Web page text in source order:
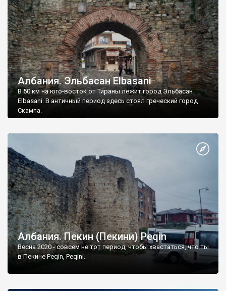
Албания. Эльбасан Elbasani
В 50 км на юго-восток от Тираны лежит город Эльбасан
Elbasani. В античный период здесь стоял греческий город
Скампа.
Албания. Пекин (Пекини) Peqin
Весна 2020 - совсем не тот период, чтобы хвастаться, что ты
в Пекине Peqin, Peqini.